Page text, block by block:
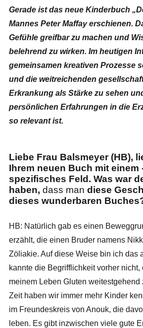
Gerade ist das neue Kinderbuch
Mannes Peter Maffay erschienen.
Gefühle greifbar zu machen und
belehrend zu wirken. Im heutigen
gemeinsamen kreativen Prozesse
und die weitreichenden
Erkrankung als Stärke zu sehen
persönlichen Erfahrungen in die
so relevant ist.
Liebe Frau Balsmeyer (HB),
Ihrem neuen Buch mit
spezifisches Feld. Was war
haben,dass mandiese
dieses wunderbaren
HB: Natürlich gab es einen
erzählt, die einen Bruder namens
Zöliakie. Auf diese Weise bin ich das
kannte die Begrifflichkeit vorher
meinem Leben Gluten
Zeit haben wir immer mehr Kinder
im Freundeskreis von Anouk, die
leben. Es gibt inzwischen viele gute